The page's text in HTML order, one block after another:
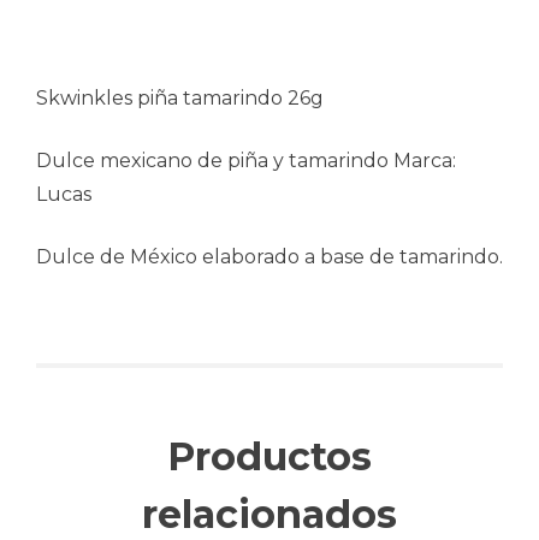
Skwinkles piña tamarindo 26g
Dulce mexicano de piña y tamarindo Marca:
Lucas
Dulce de México elaborado a base de tamarindo.
Productos
relacionados